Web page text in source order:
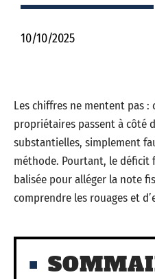
10/10/2025
Les chiffres ne mentent pas :
propriétaires passent à côté
substantielles, simplement
méthode. Pourtant, le déficit
balisée pour alléger la note
comprendre les rouages et